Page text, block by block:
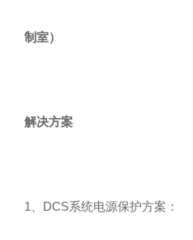
制室）
解决方案
1、DCS系统电源保护方案：